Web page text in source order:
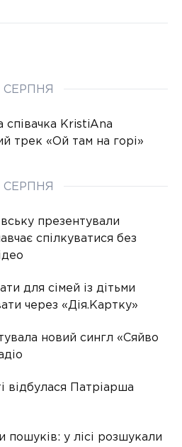
СЕРПНЯ
співачка KristiAna
трек «Ой там на горі»
СЕРПНЯ
презентували
спілкуватися без
для сімей із дітьми
через «Дія.Картку»
новий сингл «Сяйво
відбулася Патріарша
пошуків: у лісі розшукали